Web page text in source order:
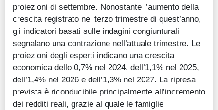
proiezioni di settembre. Nonostante l’aumento della
crescita registrato nel terzo trimestre di quest’anno,
gli indicatori basati sulle indagini congiunturali
segnalano una contrazione nell’attuale trimestre. Le
proiezioni degli esperti indicano una crescita
economica dello 0,7% nel 2024, dell’1,1% nel 2025,
dell’1,4% nel 2026 e dell’1,3% nel 2027. La ripresa
prevista è riconducibile principalmente all’incremento
dei redditi reali, grazie al quale le famiglie